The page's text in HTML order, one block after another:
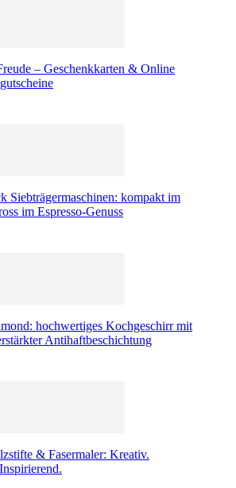
– Geschenkkarten & Online
Siebträgermaschinen: kompakt im
im Espresso-Genuss
hochwertiges Kochgeschirr mit
Antihaftbeschichtung
& Fasermaler: Kreativ.